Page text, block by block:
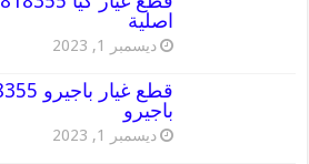
اصلية
ديسمبر 1, 2023
باجيرو
ديسمبر 1, 2023